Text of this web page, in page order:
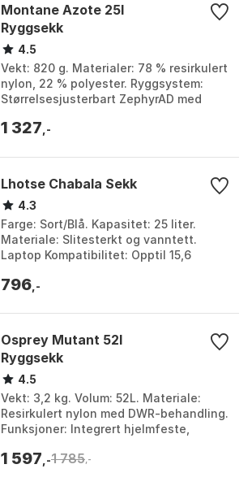
Montane Azote 25l
Ryggsekk
4.5
Vekt: 820 g. Materialer: 78 % resirkulert
nylon, 22 % polyester. Ryggsystem:
Størrelsesjusterbart ZephyrAD med
Fotturer, fjel...
1 327 ,-
Lhotse Chabala Sekk
4.3
Farge: Sort/Blå. Kapasitet: 25 liter.
Materiale: Slitesterkt og vanntett.
Laptop Kompatibilitet: Opptil 15,6
Størrelse: One Siz...
796 ,-
Osprey Mutant 52l
Ryggsekk
4.5
Vekt: 3,2 kg. Volum: 52L. Materiale:
Resirkulert nylon med DWR-behandling.
Funksjoner: Integrert hjelmfeste,
lomme for drikke...
1 597 ,-1 785 ,-